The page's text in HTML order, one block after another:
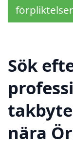
förpliktelser
Sök
nära